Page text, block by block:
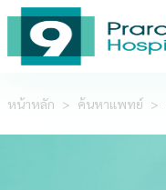
หน้าหลัก > ค้นหาแพทย์ >